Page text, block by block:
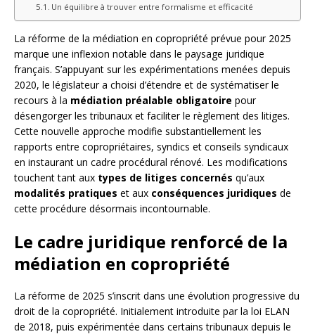
Un équilibre à trouver entre formalisme et efficacité
La réforme de la médiation en copropriété prévue pour 2025
marque une inflexion notable dans le paysage juridique
français. S’appuyant sur les expérimentations menées depuis
2020, le législateur a choisi d’étendre et de systématiser le
recours à la médiation préalable obligatoire pour
désengorger les tribunaux et faciliter le règlement des litiges.
Cette nouvelle approche modifie substantiellement les
rapports entre copropriétaires, syndics et conseils syndicaux
en instaurant un cadre procédural rénové. Les modifications
touchent tant aux types de litiges concernés qu’aux
modalités pratiques et aux conséquences juridiques de
cette procédure désormais incontournable.
Le cadre juridique renforcé de la
médiation en copropriété
La réforme de 2025 s’inscrit dans une évolution progressive du
droit de la copropriété. Initialement introduite par la loi ELAN
de 2018, puis expérimentée dans certains tribunaux depuis le